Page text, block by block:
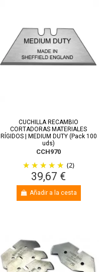
CUCHILLA RECAMBIO
CORTADORAS MATERIALES
RÍGIDOS | MEDIUM DUTY (Pack 100
uds)
CCH970
(2)
39,67 €
Añadir a la cesta